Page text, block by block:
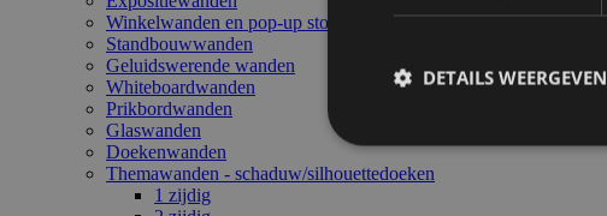
Winkelwanden en pop-up store
Standbouwwanden
Geluidswerende wanden
Whiteboardwanden
Prikbordwanden
Glaswanden
Doekenwanden
Themawanden - schaduw/silhouettedoeken
1 zijdig
DETAILS WEERGEVEN